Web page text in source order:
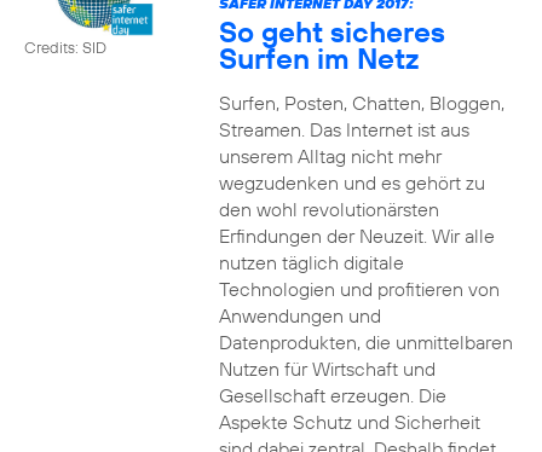
Credits: SID So geht sicheres
Surfen im Netz
Surfen, Posten, Chatten, Bloggen,
Streamen. Das Internet ist aus
unserem Alltag nicht mehr
wegzudenken und es gehört zu
den wohl revolutionärsten
Erfindungen der Neuzeit. Wir alle
nutzen täglich digitale
Technologien und profitieren von
Anwendungen und
Datenprodukten, die unmittelbaren
Nutzen für Wirtschaft und
Gesellschaft erzeugen. Die
Aspekte Schutz und Sicherheit